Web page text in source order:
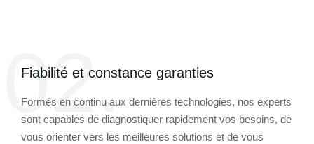
02.
Fiabilité et constance garanties
Formés en continu aux dernières technologies, nos experts
sont capables de diagnostiquer rapidement vos besoins, de
vous orienter vers les meilleures solutions et de vous